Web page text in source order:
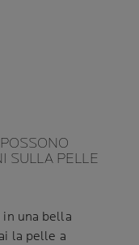
SULLA PELLE
in una bella
la pelle a